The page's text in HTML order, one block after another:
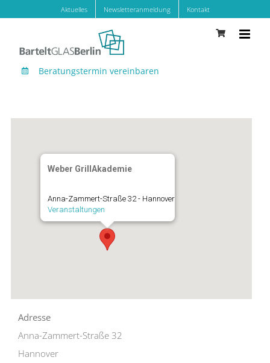
springen
Aktuelles Newsletteranmeldung Kontakt
Beratungstermin vereinbaren
Weber GrillAkademie
Anna-Zammert-Straße 32 - Hannover
Veranstaltungen
Adresse
Anna-Zammert-Straße 32
Hannover